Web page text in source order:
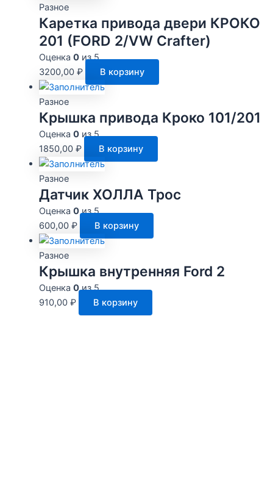
Разное
Каретка привода двери КРОКО
201 (FORD 2/VW Crafter)
Оценка 0из 5
3200,00 ₽ В корзину
Разное
Крышка привода Кроко 101/201
Оценка 0из 5
1850,00 ₽ В корзину
Разное
Датчик ХОЛЛА Трос
Оценка 0из 5
600,00 ₽ В корзину
Разное
Крышка внутренняя Ford 2
Оценка 0из 5
910,00 ₽ В корзину